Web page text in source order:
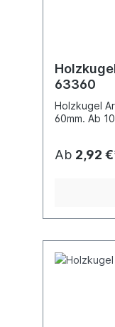
63360
Holzkugel Art. 63360
60mm.
Ab 2,92